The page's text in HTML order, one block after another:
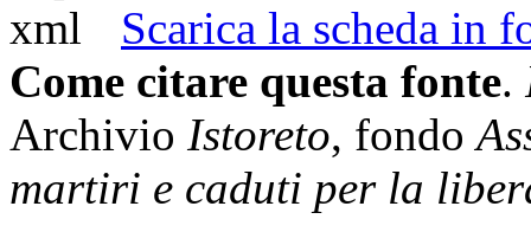
Scarica la scheda in
Come citare questa fonte.
Archivio Istoreto, fondo
martiri e caduti per la